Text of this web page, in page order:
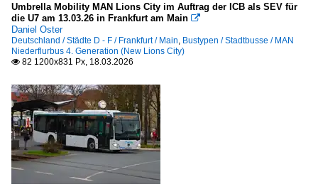
Umbrella Mobility MAN Lions City im Auftrag der ICB als SEV für
die U7 am 13.03.26 in Frankfurt am Main 
Daniel Oster
Deutschland / Städte D - F / Frankfurt / Main, Bustypen / Stadtbusse / MAN
Niederflurbus 4. Generation (New Lions City)
 82 1200x831 Px, 18.03.2026